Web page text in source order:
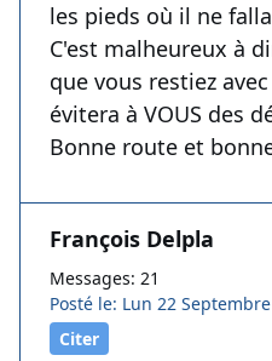
les pieds où il ne
C'est malheureux à
que vous restiez
évitera à VOUS des
Bonne route et
François Delpla
Messages: 21
Posté le: Lun 22
Citer